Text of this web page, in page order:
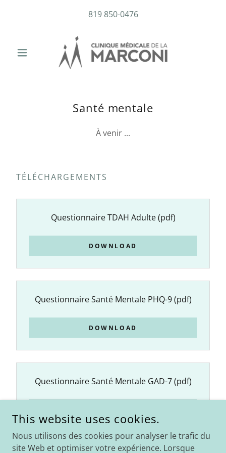
819 850-0476
Santé mentale
À venir ...
TÉLÉCHARGEMENTS
Questionnaire TDAH Adulte(pdf)
DOWNLOAD
Questionnaire Santé Mentale PHQ-9(pdf)
DOWNLOAD
Questionnaire Santé Mentale GAD-7(pdf)
This website uses cookies.
Nous utilisons des cookies pour analyser le trafic du
site Web et optimiser votre expérience. Lorsque